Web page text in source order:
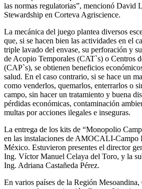
las normas regulatorias”, mencionó David
Stewardship en Corteva Agriscience.
La mecánica del juego plantea diversos
que, si se hacen bien las actividades en el
triple lavado del envase, su perforación y
de Acopio Temporales (CAT`s) o Centros
(CAP`s), se obtienen beneficios
salud. En el caso contrario, si se hace un
como venderlos, quemarlos, enterrarlos o
campo, sin hacer un tratamiento y buena
pérdidas económicas, contaminación
multas por acciones ilegales e inseguras.
La entrega de los kits de “Monopolio
en las instalaciones de AMOCALI-Campo
México. Estuvieron presentes el director
Ing. Víctor Manuel Celaya del Toro, y la
Ing. Adriana Castañeda Pérez.
En varios países de la Región